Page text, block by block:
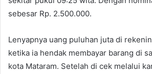
sebesar Rp. 2.500.000.
Lenyapnya uang puluhan juta di
ketika ia hendak membayar barang di
kota Mataram. Setelah di cek melalui